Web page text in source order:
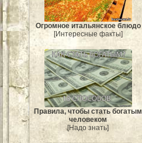
Огромное итальянское блюдо
[Интересные факты]
Правила, чтобы стать богатым
человеком
[Надо знать]